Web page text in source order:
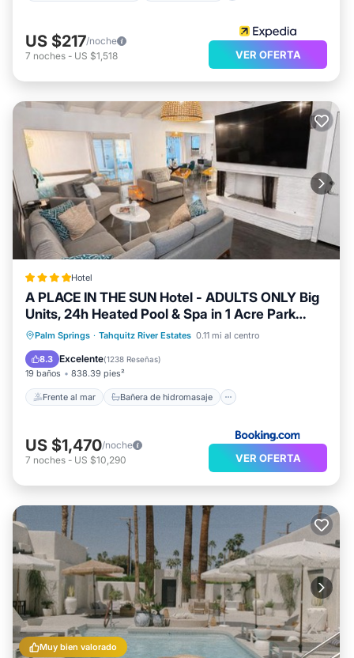
US $217/noche
7 noches - US $1,518 VER OFERTA
Hotel
A PLACE IN THE SUN Hotel - ADULTS ONLY Big
Units, 24h Heated Pool & Spa in 1 Acre Park
Prime Location, DOG Friendly, TOP Midcentury
Modern Boutique Hotel
Palm Springs · Tahquitz River Estates 0.11 mi al centro
8.3 Excelente(1238 Reseñas)
19 baños 838.39 pies²
Frente al mar Bañera de hidromasaje
Frente al mar
Bañera de hidromasaje
Desayuno
Aparcamiento
US $1,470/noche
7 noches - US $10,290 VER OFERTA
Muy bien valorado